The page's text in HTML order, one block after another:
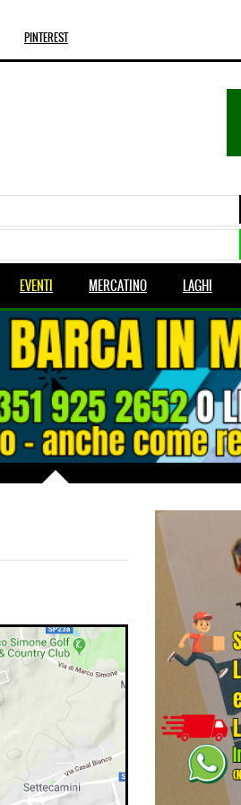
PINTEREST
EVENTI MERCATINO LAGHI